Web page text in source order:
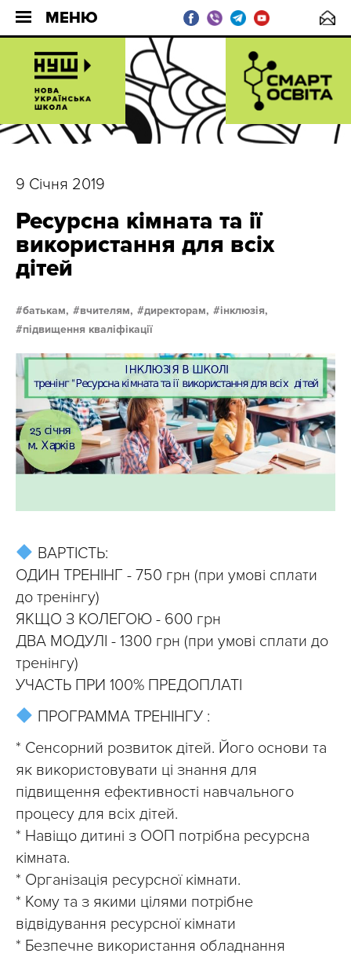
МЕНЮ
9 Січня 2019
Ресурсна кімната та ії
використання для всіх
дітей
батькам, вчителям, директорам,
інклюзія,
підвищення кваліфікації
ВАРТІСТЬ:
ОДИН ТРЕНІНГ - 750 грн (при умові сплати
до тренінгу)
ЯКЩО З КОЛЕГОЮ - 600 грн
ДВА МОДУЛІ - 1300 грн (при умові сплати до
тренінгу)
УЧАСТЬ ПРИ 100% ПРЕДОПЛАТІ
ПРОГРАММА ТРЕНІНГУ :
* Сенсорний розвиток дітей. Його основи та
як використовувати ці знання для
підвищення ефективності навчального
процесу для всіх дітей.
* Навіщо дитині з ООП потрібна ресурсна
кімната.
* Організація ресурсної кімнати.
* Кому та з якими цілями потрібне
відвідування ресурсної кімнати
* Безпечне використання обладнання